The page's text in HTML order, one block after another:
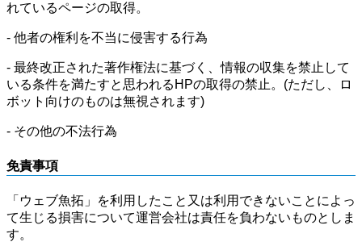
れているページの取得。
- 他者の権利を不当に侵害する行為
- 最終改正された著作権法に基づく、情報の収集を禁止して
いる条件を満たすと思われるHPの取得の禁止。(ただし、ロ
ボット向けのものは無視されます)
- その他の不法行為
免責事項
「ウェブ魚拓」を利用したこと又は利用できないことによっ
て生じる損害について運営会社は責任を負わないものとしま
す。